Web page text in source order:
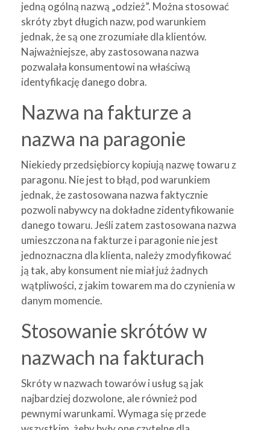
jedną ogólną nazwą „odzież”. Można stosować
skróty zbyt długich nazw, pod warunkiem
jednak, że są one zrozumiałe dla klientów.
Najważniejsze, aby zastosowana nazwa
pozwalała konsumentowi na właściwą
identyfikację danego dobra.
Nazwa na fakturze a
nazwa na paragonie
Niekiedy przedsiębiorcy kopiują nazwę towaru z
paragonu. Nie jest to błąd, pod warunkiem
jednak, że zastosowana nazwa faktycznie
pozwoli nabywcy na dokładne zidentyfikowanie
danego towaru. Jeśli zatem zastosowana nazwa
umieszczona na fakturze i paragonie nie jest
jednoznaczna dla klienta, należy zmodyfikować
ją tak, aby konsument nie miał już żadnych
wątpliwości, z jakim towarem ma do czynienia w
danym momencie.
Stosowanie skrótów w
nazwach na fakturach
Skróty w nazwach towarów i usług są jak
najbardziej dozwolone, ale również pod
pewnymi warunkami. Wymaga się przede